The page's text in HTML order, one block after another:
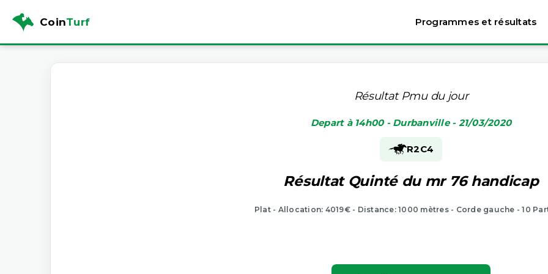
CoinTurf Programmes et résultats
Résultat Pmu du jour
Depart à 14h00 - Durbanville - 21/03/2020
R2C4
Résultat Quinté du mr 76 handicap
Plat - Allocation: 4019€ - Distance: 1000 mètres - Corde gauche - 10